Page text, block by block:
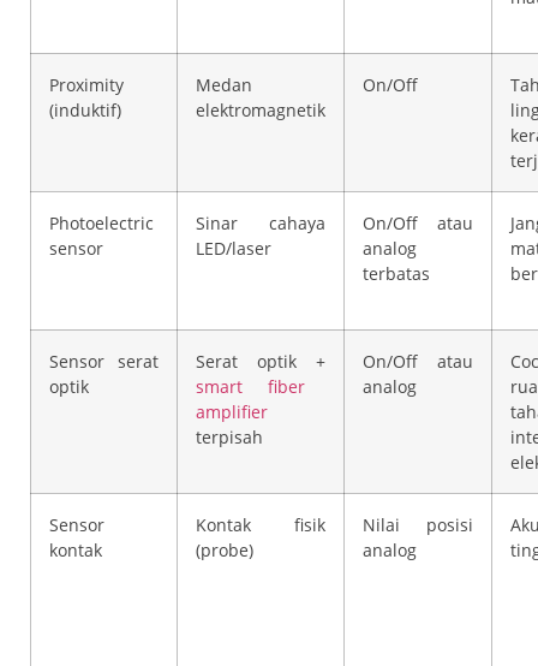
Proximity
(induktif)
Medan
elektromagnetik
On/Off
Photoelectric
sensor
Sinar cahaya
LED/laser
On/Off atau
analog
terbatas
Sensor serat
optik
Serat optik +
smart fiber
amplifier
terpisah
On/Off atau
analog
Sensor
kontak
Kontak fisik
(probe)
Nilai posisi
analog